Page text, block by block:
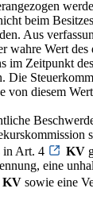
beim
Aus
wahre Wert
im Zeitpunkt
Die
von diesem
in Art. 4
KV
eine
KV sowie eine